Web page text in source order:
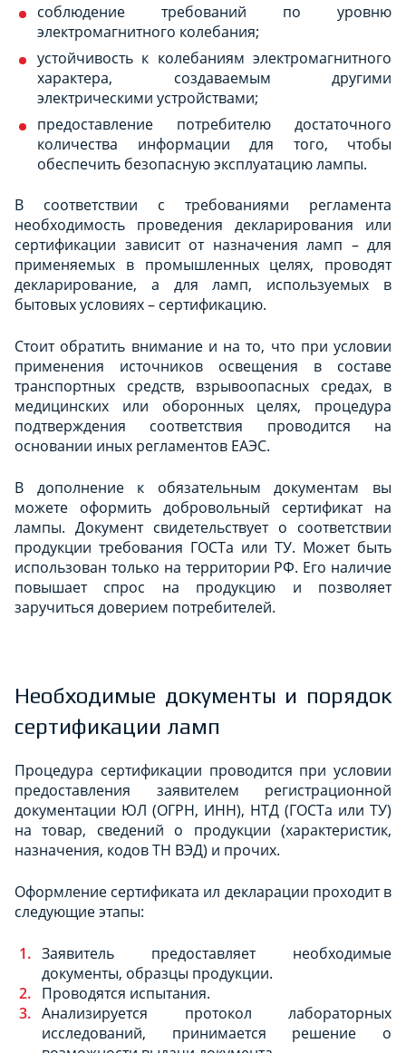
соблюдение требований по уровню
электромагнитного колебания;
устойчивость к колебаниям электромагнитного
характера, создаваемым другими
электрическими устройствами;
предоставление потребителю достаточного
количества информации для того, чтобы
обеспечить безопасную эксплуатацию лампы.
В соответствии с требованиями регламента
необходимость проведения декларирования или
сертификации зависит от назначения ламп – для
применяемых в промышленных целях, проводят
декларирование, а для ламп, используемых в
бытовых условиях – сертификацию.
Стоит обратить внимание и на то, что при условии
применения источников освещения в составе
транспортных средств, взрывоопасных средах, в
медицинских или оборонных целях, процедура
подтверждения соответствия проводится на
основании иных регламентов ЕАЭС.
В дополнение к обязательным документам вы
можете оформить добровольный сертификат на
лампы. Документ свидетельствует о соответствии
продукции требования ГОСТа или ТУ. Может быть
использован только на территории РФ. Его наличие
повышает спрос на продукцию и позволяет
заручиться доверием потребителей.
Необходимые документы и порядок
сертификации ламп
Процедура сертификации проводится при условии
предоставления заявителем регистрационной
документации ЮЛ (ОГРН, ИНН), НТД (ГОСТа или ТУ)
на товар, сведений о продукции (характеристик,
назначения, кодов ТН ВЭД) и прочих.
Оформление сертификата ил декларации проходит в
следующие этапы:
Заявитель предоставляет необходимые
документы, образцы продукции.
Проводятся испытания.
Анализируется протокол лабораторных
исследований, принимается решение о